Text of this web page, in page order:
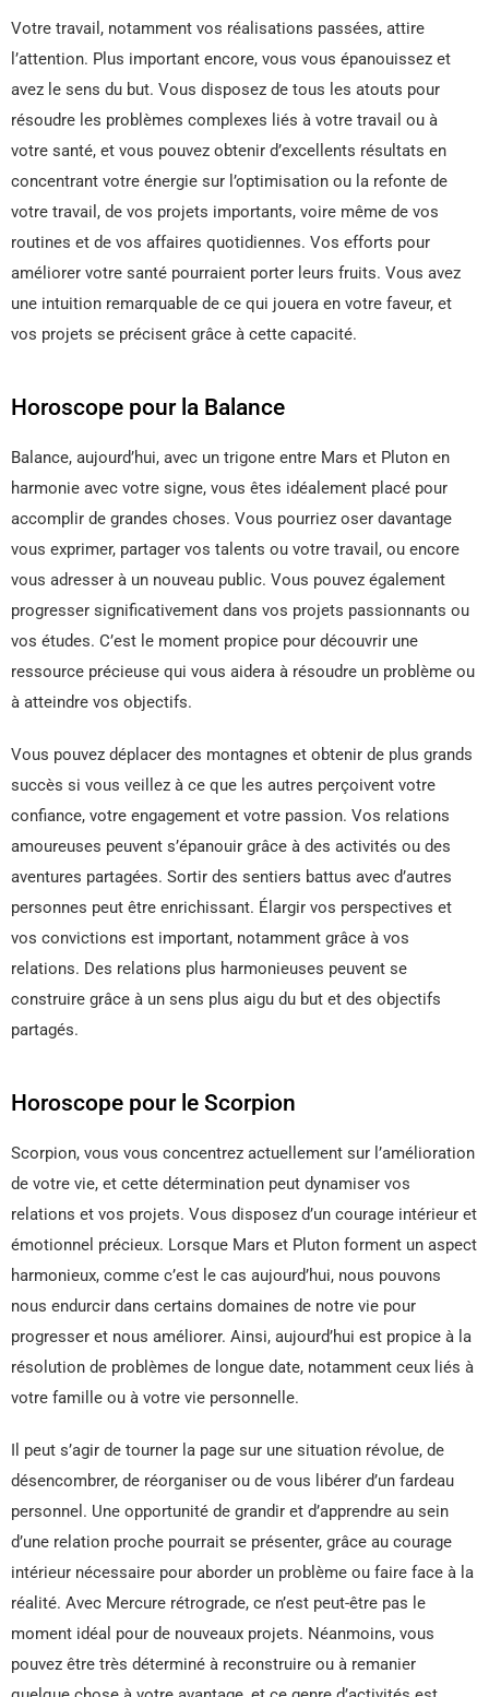
Votre travail, notamment vos réalisations passées, attire
l’attention. Plus important encore, vous vous épanouissez et
avez le sens du but. Vous disposez de tous les atouts pour
résoudre les problèmes complexes liés à votre travail ou à
votre santé, et vous pouvez obtenir d’excellents résultats en
concentrant votre énergie sur l’optimisation ou la refonte de
votre travail, de vos projets importants, voire même de vos
routines et de vos affaires quotidiennes. Vos efforts pour
améliorer votre santé pourraient porter leurs fruits. Vous avez
une intuition remarquable de ce qui jouera en votre faveur, et
vos projets se précisent grâce à cette capacité.
Horoscope pour la Balance
Balance, aujourd’hui, avec un trigone entre Mars et Pluton en
harmonie avec votre signe, vous êtes idéalement placé pour
accomplir de grandes choses. Vous pourriez oser davantage
vous exprimer, partager vos talents ou votre travail, ou encore
vous adresser à un nouveau public. Vous pouvez également
progresser significativement dans vos projets passionnants ou
vos études. C’est le moment propice pour découvrir une
ressource précieuse qui vous aidera à résoudre un problème ou
à atteindre vos objectifs.
Vous pouvez déplacer des montagnes et obtenir de plus grands
succès si vous veillez à ce que les autres perçoivent votre
confiance, votre engagement et votre passion. Vos relations
amoureuses peuvent s’épanouir grâce à des activités ou des
aventures partagées. Sortir des sentiers battus avec d’autres
personnes peut être enrichissant. Élargir vos perspectives et
vos convictions est important, notamment grâce à vos
relations. Des relations plus harmonieuses peuvent se
construire grâce à un sens plus aigu du but et des objectifs
partagés.
Horoscope pour le Scorpion
Scorpion, vous vous concentrez actuellement sur l’amélioration
de votre vie, et cette détermination peut dynamiser vos
relations et vos projets. Vous disposez d’un courage intérieur et
émotionnel précieux. Lorsque Mars et Pluton forment un aspect
harmonieux, comme c’est le cas aujourd’hui, nous pouvons
nous endurcir dans certains domaines de notre vie pour
progresser et nous améliorer. Ainsi, aujourd’hui est propice à la
résolution de problèmes de longue date, notamment ceux liés à
votre famille ou à votre vie personnelle.
Il peut s’agir de tourner la page sur une situation révolue, de
désencombrer, de réorganiser ou de vous libérer d’un fardeau
personnel. Une opportunité de grandir et d’apprendre au sein
d’une relation proche pourrait se présenter, grâce au courage
intérieur nécessaire pour aborder un problème ou faire face à la
réalité. Avec Mercure rétrograde, ce n’est peut-être pas le
moment idéal pour de nouveaux projets. Néanmoins, vous
pouvez être très déterminé à reconstruire ou à remanier